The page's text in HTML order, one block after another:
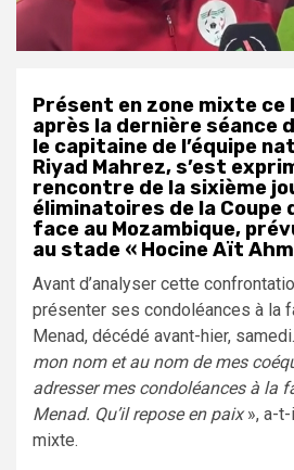
Présent en zone mixte
après la dernière séance
le capitaine de l’équipe
Riyad Mahrez, s’est
rencontre de la sixième
éliminatoires de la Coupe
face au Mozambique,
au stade « Hocine Aït
Avant d’analyser cette
présenter ses condoléances à la
Menad, décédé avant-hier,
mon nom et au nom de mes
adresser mes condoléances à la
Menad. Qu’il repose en paix», a-t-
mixte.